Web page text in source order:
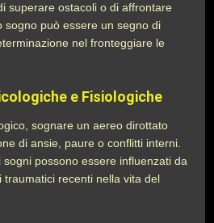
superare ostacoli o di affrontare
sogno può essere un segno di
nel fronteggiare le
e Fisiologiche
sognare un aereo dirottato
di ansie, paure o conflitti interni.
possono essere influenzati da
recenti nella vita del